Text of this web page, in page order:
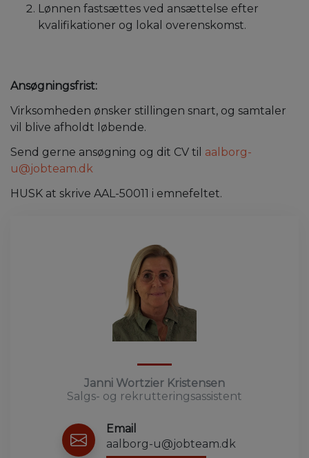
Lønnen fastsættes ved ansættelse efter
kvalifikationer og lokal overenskomst.
Ansøgningsfrist:
Virksomheden ønsker stillingen snart, og samtaler
vil blive afholdt løbende.
Send gerne ansøgning og dit CV til aalborg-
u@jobteam.dk
HUSK at skrive AAL-50011 i emnefeltet.
Janni Wortzier Kristensen
Salgs- og rekrutteringsassistent
Email
aalborg-u@jobteam.dk